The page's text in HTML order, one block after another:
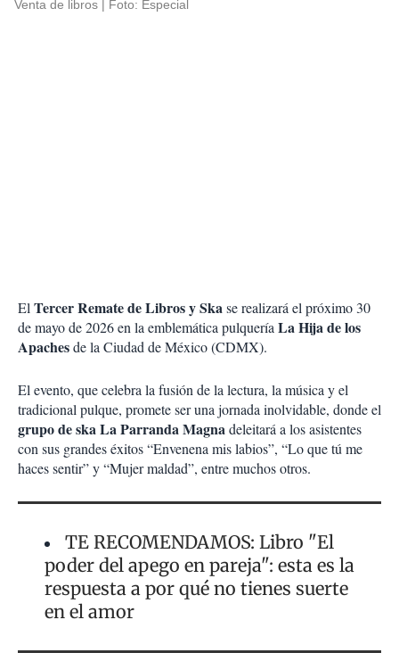
Venta de libros Foto: Especial
ElTercer Remate de Libros y Skase realizará el próximo 30
de mayo de 2026 en la emblemática pulqueríaLa Hija de los
Apachesde la Ciudad de México (CDMX).
El evento, que celebra la fusión de la lectura, la música y el
tradicional pulque, promete ser una jornada inolvidable, donde el
grupo de ska La Parranda Magnadeleitará a los asistentes
con sus grandes éxitos “Envenena mis labios”, “Lo que tú me
haces sentir” y “Mujer maldad”, entre muchos otros.
TE RECOMENDAMOS: Libro "El
poder del apego en pareja": esta es la
respuesta a por qué no tienes suerte
en el amor